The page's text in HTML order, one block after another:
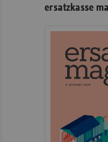
ersatzkasse